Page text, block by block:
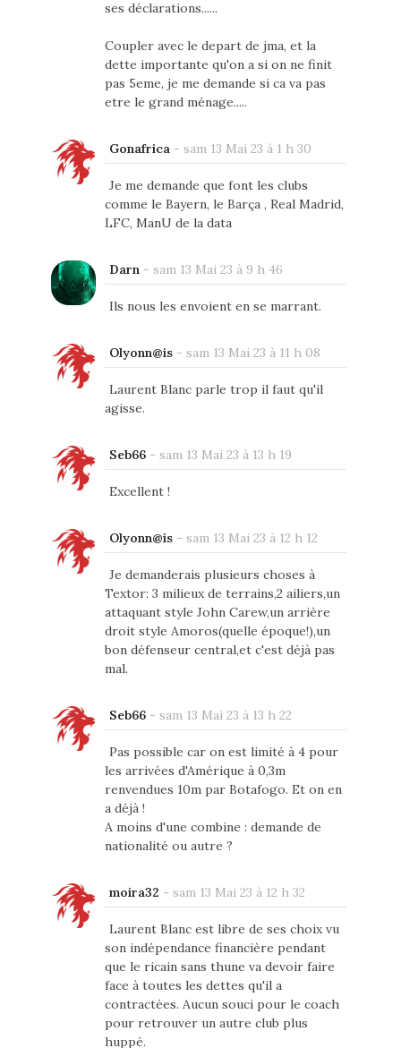
ses déclarations......
Coupler avec le depart de jma, et la
dette importante qu'on a si on ne finit
pas 5eme, je me demande si ca va pas
etre le grand ménage.....
Gonafrica- sam 13 Mai 23 à 1 h 30
Je me demande que font les clubs
comme le Bayern, le Barça , Real Madrid,
LFC, ManU de la data
Darn- sam 13 Mai 23 à 9 h 46
Ils nous les envoient en se marrant.
Olyonn@is- sam 13 Mai 23 à 11 h 08
Laurent Blanc parle trop il faut qu'il
agisse.
Seb66- sam 13 Mai 23 à 13 h 19
Excellent !
Olyonn@is- sam 13 Mai 23 à 12 h 12
Je demanderais plusieurs choses à
Textor: 3 milieux de terrains,2 ailiers,un
attaquant style John Carew,un arrière
droit style Amoros(quelle époque!),un
bon défenseur central,et c'est déjà pas
mal.
Seb66- sam 13 Mai 23 à 13 h 22
Pas possible car on est limité à 4 pour
les arrivées d'Amérique à 0,3m
renvendues 10m par Botafogo. Et on en
a déjà !
A moins d'une combine : demande de
nationalité ou autre ?
moira32 - sam 13 Mai 23 à 12 h 32
Laurent Blanc est libre de ses choix vu
son indépendance financière pendant
que le ricain sans thune va devoir faire
face à toutes les dettes qu'il a
contractées. Aucun souci pour le coach
pour retrouver un autre club plus
huppé.